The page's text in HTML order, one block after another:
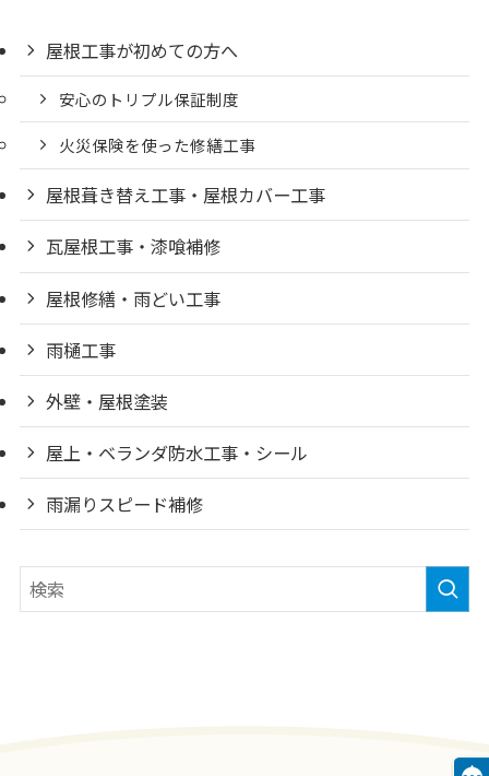
屋根工事が初めての方へ
安心のトリプル保証制度
火災保険を使った修繕工事
屋根葺き替え工事・屋根カバー工事
瓦屋根工事・漆喰補修
屋根修繕・雨どい工事
雨樋工事
外壁・屋根塗装
屋上・ベランダ防水工事・シール
雨漏りスピード補修